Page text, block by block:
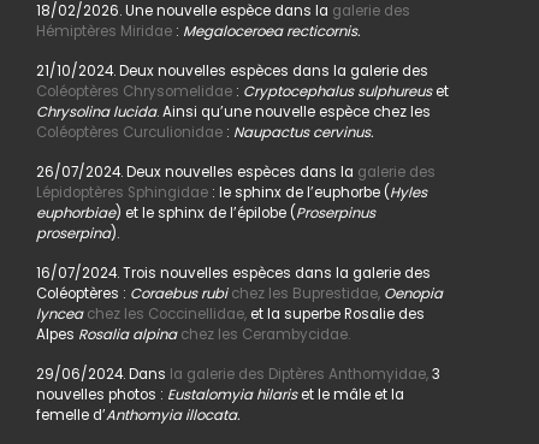
18/02/2026. Une nouvelle espèce dans la galerie des
Hémiptères Miridae: Megaloceroea recticornis.
21/10/2024. Deux nouvelles espèces dans la galerie des
Coléoptères Chrysomelidae: Cryptocephalus sulphureuset
Chrysolina lucida. Ainsi qu’une nouvelle espèce chez les
Coléoptères Curculionidae : Naupactus cervinus.
26/07/2024. Deux nouvelles espèces dans la galerie des
Lépidoptères Sphingidae: le sphinx de l’euphorbe (Hyles
euphorbiae) et le sphinx de l’épilobe (Proserpinus
proserpina).
16/07/2024. Trois nouvelles espèces dans la galerie des
Coléoptères : Coraebus rubi chez les Buprestidae, Oenopia
lyncea chez les Coccinellidae,et la superbe Rosalie des
Alpes Rosalia alpina chez les Cerambycidae.
29/06/2024. Dans la galerie des Diptères Anthomyidae,3
nouvelles photos : Eustalomyia hilariset le mâle et la
femelle d’Anthomyia illocata.